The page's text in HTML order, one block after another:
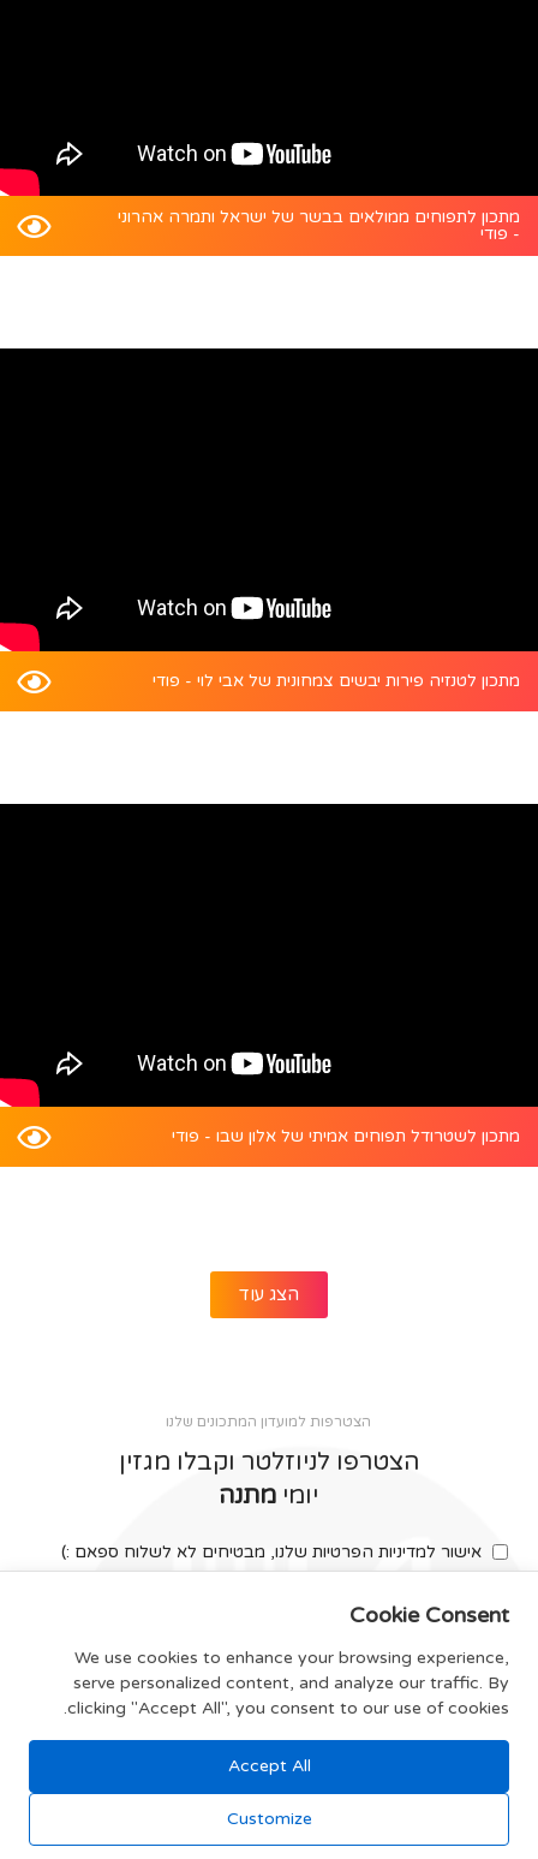
מתכון לתפוחים ממולאים בבשר של ישראל ותמרה אהרוני
- פודי
מתכון לטנזיה פירות יבשים צמחונית של אבי לוי - פודי
מתכון לשטרודל תפוחים אמיתי של אלון שבו - פודי
הצג עוד
הצטרפות למועדון המתכונים שלנו
הצטרפו לניוזלטר וקבלו מגזין
יומי מתנה
אישור למדיניות הפרטיות שלנו, מבטיחים לא לשלוח ספאם :)
צרפו אותי
תקנון האתר
Cookie Consent
We use cookies to enhance your browsing experience,
serve personalized content, and analyze our traffic. By
clicking "Accept All", you consent to our use of cookies.
Accept All
Customize